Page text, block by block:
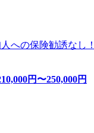
人への保険勧誘なし
円〜250,000円